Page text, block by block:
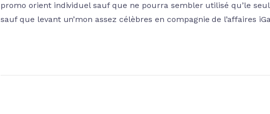
promo orient individuel sauf que ne pourra sembler utilisé qu’le
sauf que levant un’mon assez célèbres en compagnie de l’affaires